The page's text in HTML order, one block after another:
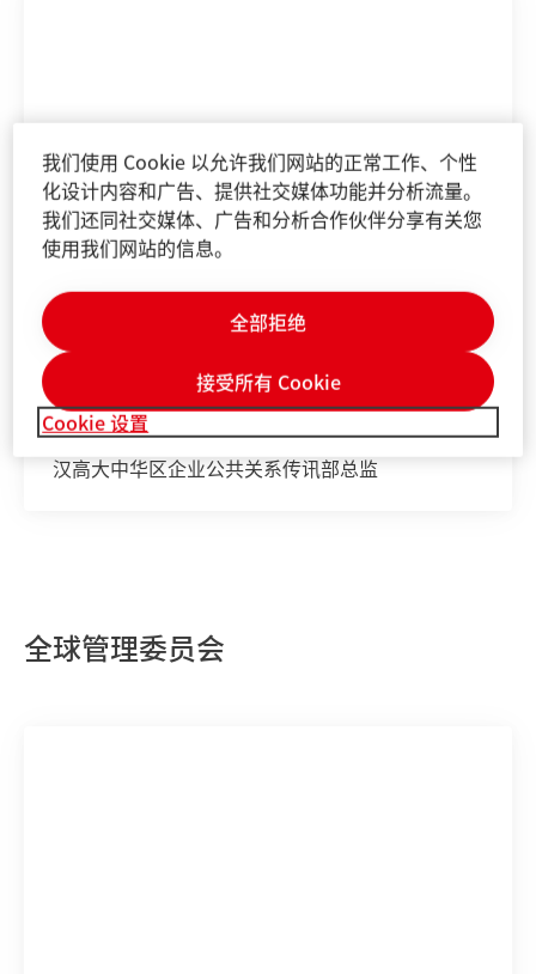
Louise Cheung
张晓芸 女士
汉高大中华区企业公共关系传讯部总监
全球管理委员会
我们使用 Cookie 以允许我们网站的正常工作、个性
化设计内容和广告、提供社交媒体功能并分析流量。
我们还同社交媒体、广告和分析合作伙伴分享有关您
使用我们网站的信息。
Cookie 设置
全部拒绝
接受所有 Cookie